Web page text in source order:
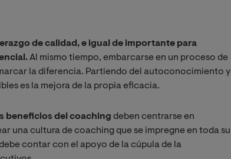
de calidad, e igual de importante para
Al mismo tiempo, embarcarse en un proceso de
la diferencia. Partiendo del autoconocimiento y
es la mejora de la propia eficacia.
beneficios del coaching deben centrarse en
una cultura de coaching que se impregne en toda su
contar con el apoyo de la cúpula de la